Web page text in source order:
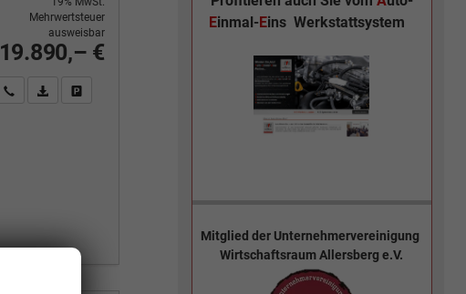
19.890,– €
Mehrwertsteuer
ausweisbar
Wir rufen Sie anPDF-Fahrzeugexposé drucken
Fahrzeug drucken, parken oder vergleichen
Einmal- Eins Werkstattsystem
Mitglied der Unternehmervereinigung
Wirtschaftsraum Allersberg e.V.